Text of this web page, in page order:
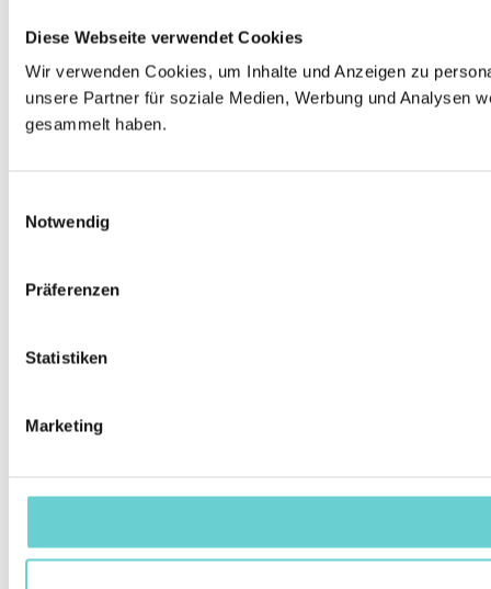
Diese Webseite verwendet Cookies
Wir verwenden Cookies, um Inhalte und Anzeigen zu
unsere Partner für soziale Medien, Werbung und Analysen
gesammelt haben.
Notwendig
Präferenzen
Statistiken
Marketing